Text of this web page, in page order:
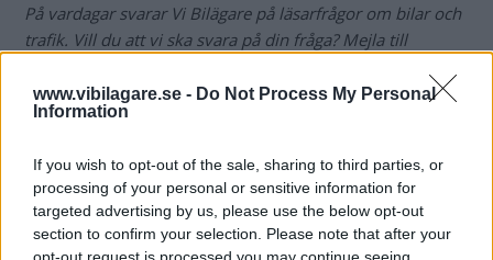
www.vibilagare.se - Do Not Process My Personal
Information
If you wish to opt-out of the sale, sharing to third parties, or
processing of your personal or sensitive information for
targeted advertising by us, please use the below opt-out
section to confirm your selection. Please note that after your
opt-out request is processed you may continue seeing
På vardagar svarar Vi Bilägare på läsarfrågor om bilar och
trafik. Vill du att vi ska svara på din fråga? Mejla till
vinter- till sommarhjul, men funderar också på att byta
själv om vädret tillåter eftersom däcken dessutom ligger
hemma. Det har varit en diskussion vid den här tiden om
hur man egentligen ska göra – ha kopparpasta på